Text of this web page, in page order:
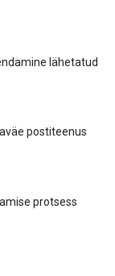
lähetatud
postiteenus
protsess